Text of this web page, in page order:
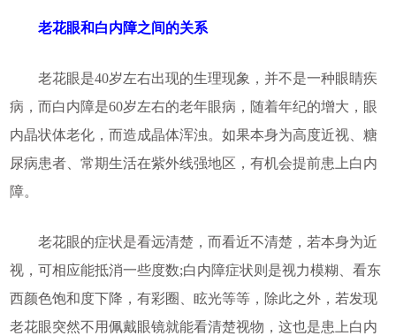
老花眼和白内障之间的关系
老花眼是40岁左右出现的生理现象，并不是一种眼睛疾
病，而白内障是60岁左右的老年眼病，随着年纪的增大，眼
内晶状体老化，而造成晶体浑浊。如果本身为高度近视、糖
尿病患者、常期生活在紫外线强地区，有机会提前患上白内
障。
老花眼的症状是看远清楚，而看近不清楚，若本身为近
视，可相应能抵消一些度数;白内障症状则是视力模糊、看东
西颜色饱和度下降，有彩圈、眩光等等，除此之外，若发现
老花眼突然不用佩戴眼镜就能看清楚视物，这也是患上白内